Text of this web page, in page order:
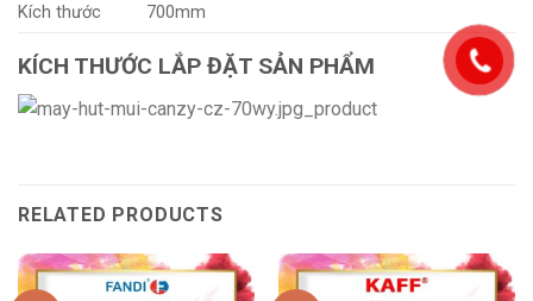
Kích thước
700mm
KÍCH THƯỚC LẮP ĐẶT SẢN PHẨM
RELATED PRODUCTS